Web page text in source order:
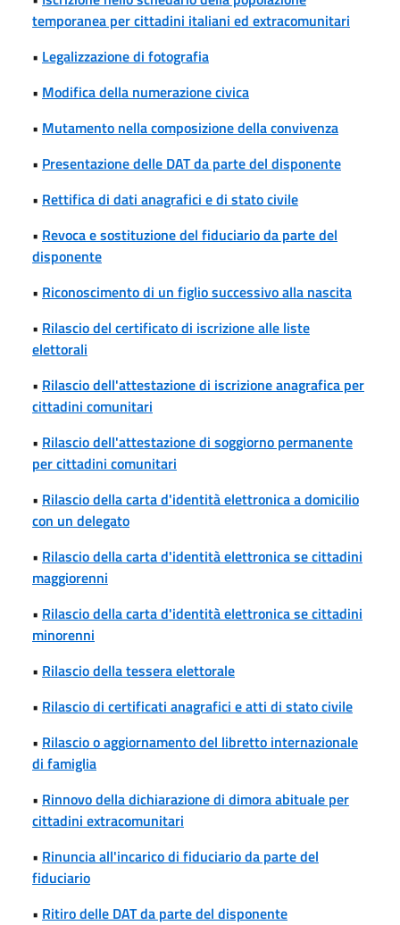
temporanea per cittadini italiani ed extracomunitari
• Legalizzazione di fotografia
• Modifica della numerazione civica
• Mutamento nella composizione della convivenza
• Presentazione delle DAT da parte del disponente
• Rettifica di dati anagrafici e di stato civile
• Revoca e sostituzione del fiduciario da parte del
disponente
• Riconoscimento di un figlio successivo alla nascita
• Rilascio del certificato di iscrizione alle liste
elettorali
• Rilascio dell'attestazione di iscrizione anagrafica per
cittadini comunitari
• Rilascio dell'attestazione di soggiorno permanente
per cittadini comunitari
• Rilascio della carta d'identità elettronica a domicilio
con un delegato
• Rilascio della carta d'identità elettronica se cittadini
maggiorenni
• Rilascio della carta d'identità elettronica se cittadini
minorenni
• Rilascio della tessera elettorale
• Rilascio di certificati anagrafici e atti di stato civile
• Rilascio o aggiornamento del libretto internazionale
di famiglia
• Rinnovo della dichiarazione di dimora abituale per
cittadini extracomunitari
• Rinuncia all'incarico di fiduciario da parte del
fiduciario
• Ritiro delle DAT da parte del disponente